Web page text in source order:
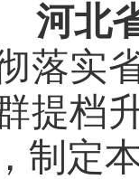
河北
落实
提档
制定本